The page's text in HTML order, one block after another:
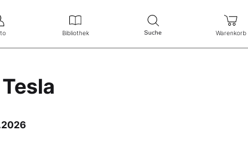
Bibliothek Suche Warenkorb